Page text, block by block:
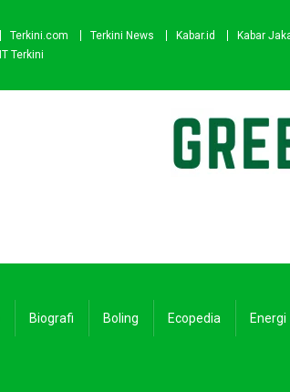
Terkini.com Terkini News Kabar.id Kabar
IT Terkini
Biografi Boling Ecopedia Energi